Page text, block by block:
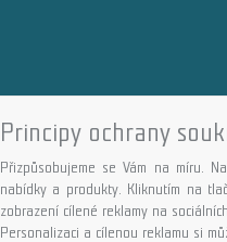
Principy ochrany
Přizpůsobujeme se Vám na míru.
nabídky a produkty. Kliknutím na
zobrazení cílené reklamy na
Personalizaci a cílenou reklamu si